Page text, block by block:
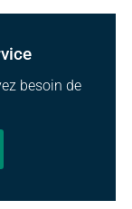
besoin de